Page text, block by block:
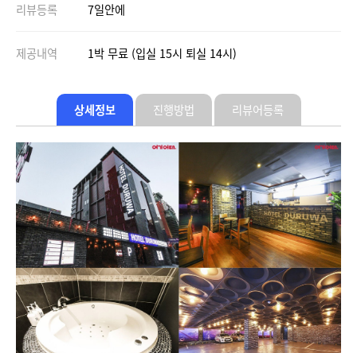
리뷰등록
7일안에
제공내역 1박 무료 (입실 15시 퇴실 14시)
상세정보 진행방법 리뷰어등록